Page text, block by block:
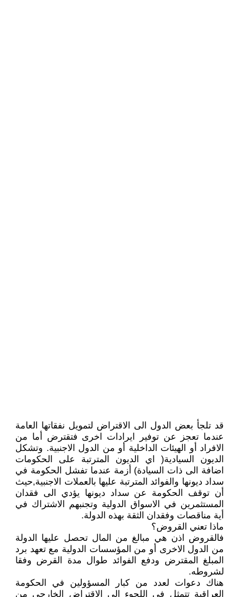
قد تلجأ بعض الدول الى الاقتراض لتمويل نفقاتها العامة
عندما تعجز عن توفير ايرادات اخرى فتقترض أما من
الافراد أو الهيئات الداخلية أو من الدول الاجنبية. وتشكل
الديون السيادية( اي الديون المترتبة على الحكومات
اضافة الى ذات السيادة) أزمة عندما تفشل الحكومة في
سداد ديونها والفوائد المترتبة عليها بالعملات الاجنبية,حيث
أن توقف الحكومة عن سداد ديونها يؤدي الى فقدان
المستثمرين في الاسواق الدولية وتجنبهم الاشتراك في
أية مناقصات وفقدان الثقة بهذه الدولة.
ماذا تعني القروض؟
فالقروض اذن هي مبالغ من المال تحصل عليها الدولة
من الدول الاخرى أو من المؤسسات الدولية مع تعهد برد
المبلغ المقترض ودفع الفوائد طوال مدة القرض وفقا
لشروطه.
هناك دعوات لعدد من كبار المسؤولين في الحكومة
العراقية تتمثل في اللجوء الى الاقتراض الخارجي من